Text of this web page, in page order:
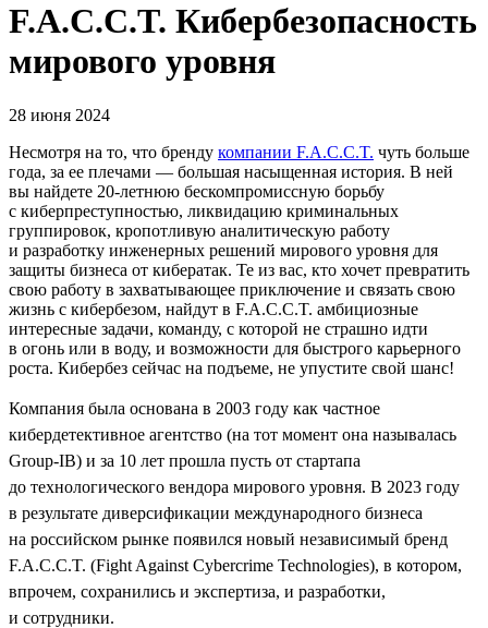
F.A.C.C.T. Кибербезопасность
мирового уровня
28 июня 2024
Несмотря на то, что бренду компании F.A.C.C.T. чуть больше
года, за ее плечами — большая насыщенная история. В ней
вы найдете 20‑летнюю бескомпромиссную борьбу
с киберпреступностью, ликвидацию криминальных
группировок, кропотливую аналитическую работу
и разработку инженерных решений мирового уровня для
защиты бизнеса от кибератак. Те из вас, кто хочет превратить
свою работу в захватывающее приключение и связать свою
жизнь с кибербезом, найдут в F.A.C.C.T. амбициозные
интересные задачи, команду, с которой не страшно идти
в огонь или в воду, и возможности для быстрого карьерного
роста. Кибербез сейчас на подъеме, не упустите свой шанс!
Компания была основана в 2003 году как частное
кибердетективное агентство (на тот момент она называлась
Group-IB) и за 10 лет прошла пусть от стартапа
до технологического вендора мирового уровня. В 2023 году
в результате диверсификации международного бизнеса
на российском рынке появился новый независимый бренд
F.A.C.C.T. (Fight Against Cybercrime Technologies), в котором,
впрочем, сохранились и экспертиза, и разработки,
и сотрудники.